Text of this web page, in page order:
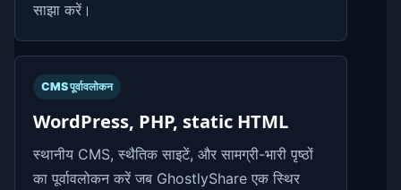
साझा करें।
CMS पूर्वावलोकन
WordPress, PHP, static HTML
स्थानीय CMS, स्थैतिक साइटें, और सामग्री-भारी पृष्ठों
का पूर्वावलोकन करें जब GhostlyShare एक स्थिर